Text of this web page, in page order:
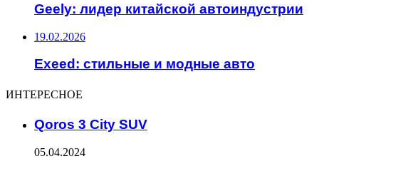
Geely: лидер китайской автоиндустрии
19.02.2026
Exeed: стильные и модные авто
ИНТЕРЕСНОЕ
Qoros 3 City SUV
05.04.2024